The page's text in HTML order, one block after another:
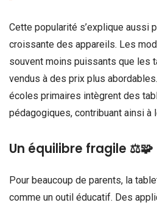
Cette popularité s’explique aussi
croissante des appareils. Les
souvent moins puissants que les
vendus à des prix plus
écoles primaires intègrent des
pédagogiques, contribuant ainsi à
Un équilibre fragile ⚖️🧩
Pour beaucoup de parents, la
comme un outil éducatif. Des